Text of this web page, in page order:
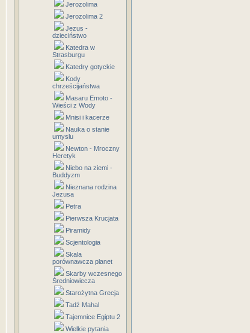
Jerozolima
Jerozolima 2
Jezus -
dzieciństwo
Katedra w
Strasburgu
Katedry gotyckie
Kody
chrześcijaństwa
Masaru Emoto -
Wieści z Wody
Mnisi i kacerze
Nauka o stanie
umyslu
Newton - Mroczny
Heretyk
Niebo na ziemi -
Buddyzm
Nieznana rodzina
Jezusa
Petra
Pierwsza Krucjata
Piramidy
Scjentologia
Skala
porównawcza planet
Skarby wczesnego
Średniowiecza
Starożytna Grecja
Tadź Mahal
Tajemnice Egiptu 2
Wielkie pytania